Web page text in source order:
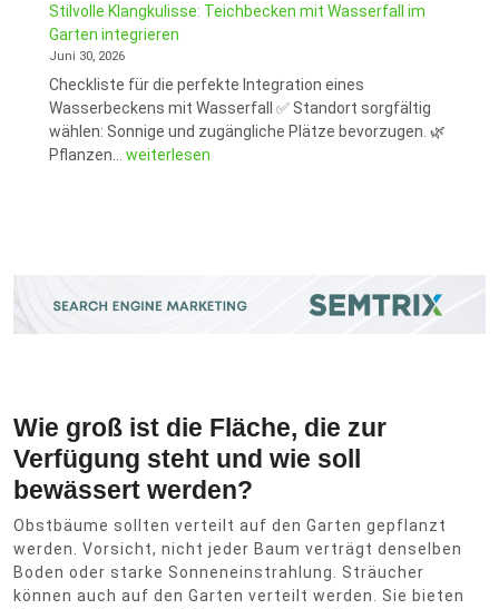
Stilvolle Klangkulisse: Teichbecken mit Wasserfall im
Garten integrieren
Juni 30, 2026
Checkliste für die perfekte Integration eines
Wasserbeckens mit Wasserfall ✅ Standort sorgfältig
wählen: Sonnige und zugängliche Plätze bevorzugen. 🌿
Pflanzen… Stilvolle
integrieren
weiterlesen
Wie groß ist die Fläche, die zur
Verfügung steht und wie soll
bewässert werden?
Obstbäume sollten verteilt auf den Garten gepflanzt
werden. Vorsicht, nicht jeder Baum verträgt denselben
Boden oder starke Sonneneinstrahlung. Sträucher
können auch auf den Garten verteilt werden. Sie bieten